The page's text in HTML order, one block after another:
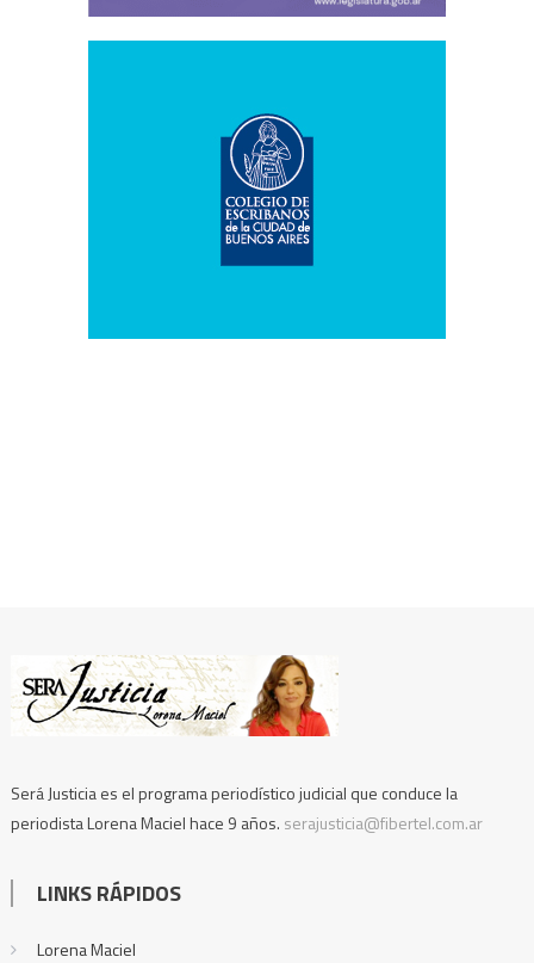
Será Justicia es el programa periodístico judicial que conduce la
periodista Lorena Maciel hace 9 años. serajusticia@fibertel.com.ar
LINKS RÁPIDOS
Lorena Maciel